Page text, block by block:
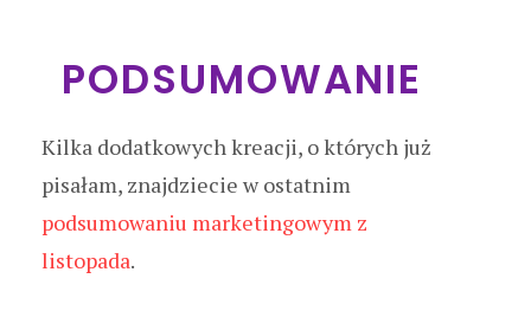
PODSUMOWANIE
Kilka dodatkowych kreacji, o których już
pisałam, znajdziecie w ostatnim
podsumowaniu marketingowym z
listopada.